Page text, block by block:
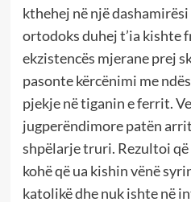
kthehej në një
ortodoks duhej t’ia kishte
ekzistencës mjerane prej
pasonte kërcënimi me
pjekje në tiganin e ferrit.
jugperëndimore patën
shpëlarje truri. Rezultoi
kohë që ua kishin vënë
katolikë dhe nuk ishte në